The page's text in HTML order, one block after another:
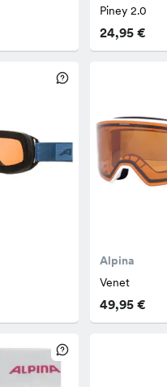
Piney 2.0
24,95 €
Alpina
Venet
49,95 €